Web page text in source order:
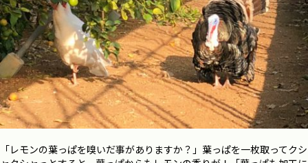
「レモンの葉っぱを嗅いだ事がありますか？」葉っぱを一枚取ってクシ